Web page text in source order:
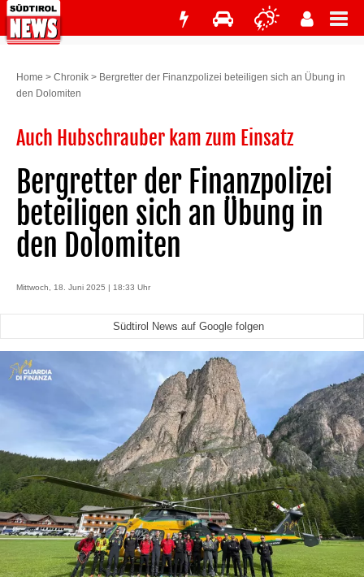
Home > Chronik > Bergretter der Finanzpolizei beteiligen sich an Übung in
den Dolomiten
Auch Hubschrauber kam zum Einsatz
Bergretter der Finanzpolizei
beteiligen sich an Übung in
den Dolomiten
Mittwoch, 18. Juni 2025 | 18:33 Uhr
Südtirol News auf Google folgen